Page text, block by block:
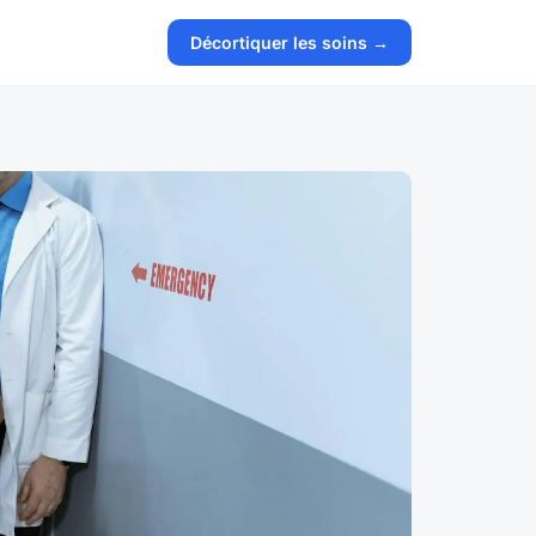
Décortiquer les soins →